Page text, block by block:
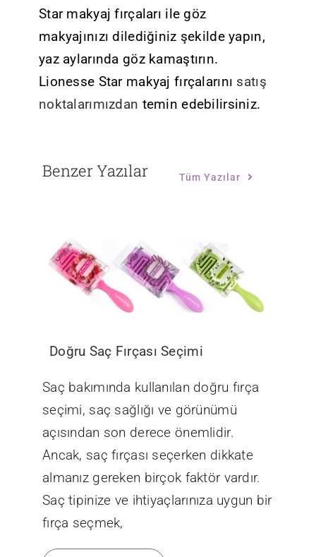
Star makyaj fırçaları ile göz
makyajınızı dilediğiniz şekilde yapın,
yaz aylarında göz kamaştırın.
Lionesse Star makyaj fırçalarını satış
noktalarımızdan temin edebilirsiniz.
Benzer Yazılar Tüm Yazılar
Doğru Saç Fırçası Seçimi
Saç bakımında kullanılan doğru fırça
seçimi, saç sağlığı ve görünümü
açısından son derece önemlidir.
Ancak, saç fırçası seçerken dikkate
almanız gereken birçok faktör vardır.
Saç tipinize ve ihtiyaçlarınıza uygun bir
fırça seçmek,